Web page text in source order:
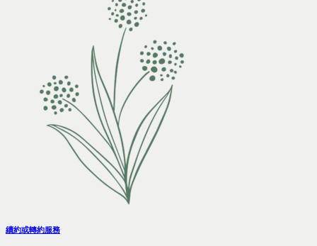
續約或轉約服務